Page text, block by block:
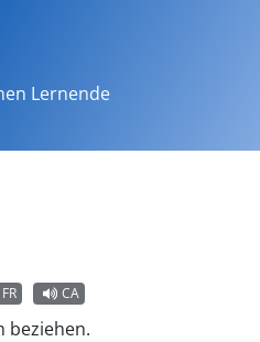
Lernende
FR CA
beziehen.